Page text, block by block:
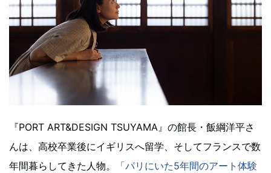
『PORT ART&DESIGN TSUYAMA』の館長・飯綱洋平さ
んは、高校卒業後にイギリスへ留学、そしてフランスで数
年間暮らしてきた人物。
「パリにいた5年間のアート体験